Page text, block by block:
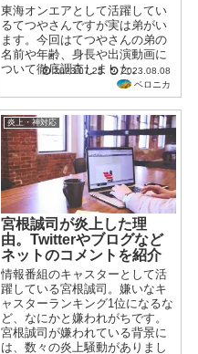
東海オンエアとして活躍してい
るてつやさんですが実は弟がい
ます。今回はてつやさんの弟の
名前や年齢、身長や出演動画に
ついて徹底調査しました。
2023.07.25
2023.08.08
ベロニカ
炎上・神対応
宮根誠司が炎上した理
由。Twitterやブログなど
ネットのコメントを紹介
情報番組のキャスターとして活
躍している宮根誠司。嫌いなキ
ャスターランキング1位になるな
ど、なにかと嫌われがちです。
宮根誠司が嫌われている背景に
は、数々の炎上騒動がありまし